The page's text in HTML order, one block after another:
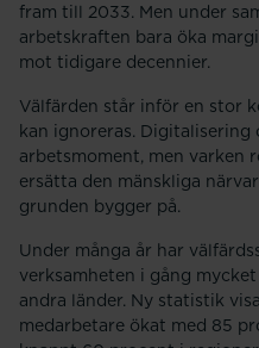
fram till 2033. Men under
arbetskraften bara öka
mot tidigare decennier.
Välfärden står inför en stor
kan ignoreras. Digitalisering
arbetsmoment, men varken
ersätta den mänskliga
grunden bygger på.
Under många år har
verksamheten i gång
andra länder. Ny statistik
medarbetare ökat med 85